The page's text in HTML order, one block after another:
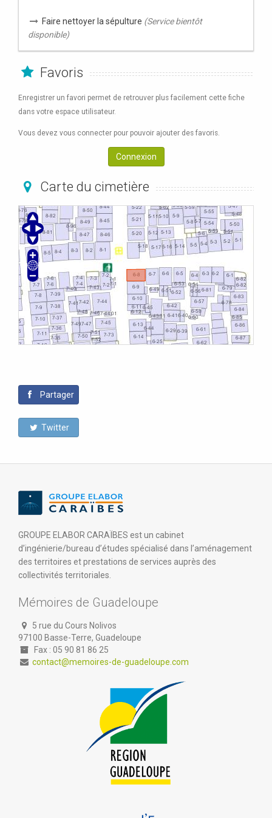
Faire nettoyer la sépulture (Service bientôt
disponible)
Favoris
Enregistrer un favori permet de retrouver plus facilement cette fiche
dans votre espace utilisateur.
Vous devez vous connecter pour pouvoir ajouter des favoris.
Connexion
Carte du cimetière
Partager
Twitter
GROUPE ELABOR CARAÏBES est un cabinet
d’ingénierie/bureau d’études spécialisé dans l’aménagement
des territoires et prestations de services auprès des
collectivités territoriales.
Mémoires de Guadeloupe
5 rue du Cours Nolivos
97100 Basse-Terre, Guadeloupe
Fax : 05 90 81 86 25
contact@memoires-de-guadeloupe.com